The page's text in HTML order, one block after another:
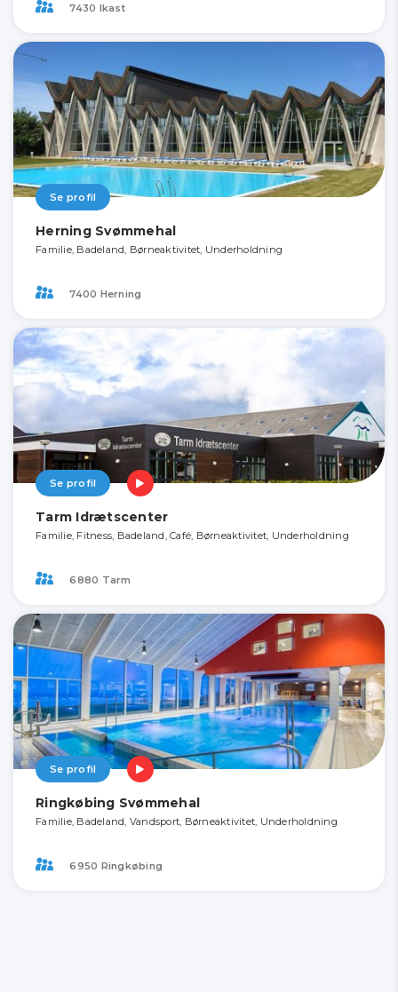
7430 Ikast
Se profil
Herning Svømmehal
Familie, Badeland, Børneaktivitet, Underholdning
7400 Herning
Se profil
Tarm Idrætscenter
Familie, Fitness, Badeland, Café, Børneaktivitet, Underholdning
6880 Tarm
Se profil
Ringkøbing Svømmehal
Familie, Badeland, Vandsport, Børneaktivitet, Underholdning
6950 Ringkøbing